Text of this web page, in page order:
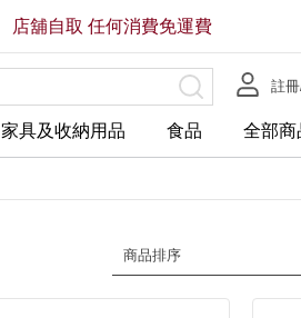
註
家具及收納用品 食品 全部商
店舖自取 任何消費免運費
商品排序